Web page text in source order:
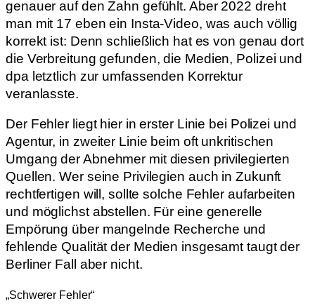
genauer auf den Zahn gefühlt. Aber 2022 dreht
man mit 17 eben ein Insta-Video, was auch völlig
korrekt ist: Denn schließlich hat es von genau dort
die Verbreitung gefunden, die Medien, Polizei und
dpa letztlich zur umfassenden Korrektur
veranlasste.
Der Fehler liegt hier in erster Linie bei Polizei und
Agentur, in zweiter Linie beim oft unkritischen
Umgang der Abnehmer mit diesen privilegierten
Quellen. Wer seine Privilegien auch in Zukunft
rechtfertigen will, sollte solche Fehler aufarbeiten
und möglichst abstellen. Für eine generelle
Empörung über mangelnde Recherche und
fehlende Qualität der Medien insgesamt taugt der
Berliner Fall aber nicht.
„Schwerer Fehler“